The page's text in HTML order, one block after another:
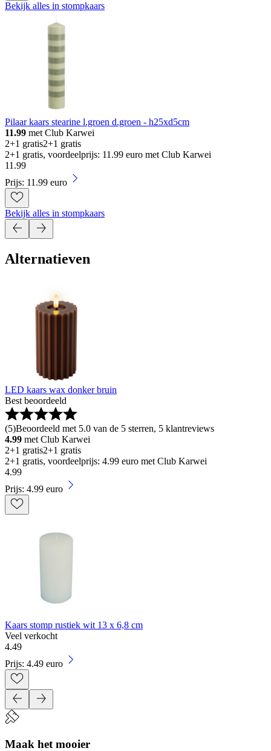
Bekijk alles in stompkaars
Pilaar kaars stearine l.groen d.groen - h25xd5cm
11.99 met Club Karwei
2+1 gratis2+1 gratis
2+1 gratis, voordeelprijs: 11.99 euro met Club Karwei
11 .99
Prijs: 11.99 euro
Bekijk alles in stompkaars
Alternatieven
LED kaars wax donker bruin
Best beoordeeld
(5)Beoordeeld met 5.0 van de 5 sterren, 5 klantreviews
4.99 met Club Karwei
2+1 gratis2+1 gratis
2+1 gratis, voordeelprijs: 4.99 euro met Club Karwei
4.99
Prijs: 4.99 euro
Kaars stomp rustiek wit 13 x 6,8 cm
Veel verkocht
4.49
Prijs: 4.49 euro
Maak het mooier